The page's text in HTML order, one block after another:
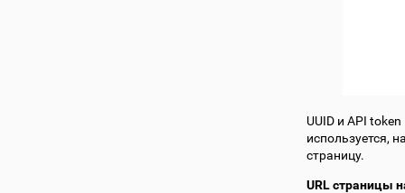
UUID и API
используется,
страницу.
URL страницы